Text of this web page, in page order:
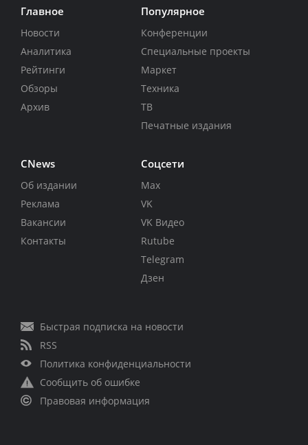
Главное
Новости
Аналитика
Рейтинги
Обзоры
Архив
Популярное
Конференции
Специальные проекты
Маркет
Техника
ТВ
Печатные издания
CNews
Об издании
Реклама
Вакансии
Контакты
Соцсети
Max
VK
VK Видео
Rutube
Telegram
Дзен
Быстрая подписка на новости
RSS
Политика конфиденциальности
Сообщить об ошибке
Правовая информация